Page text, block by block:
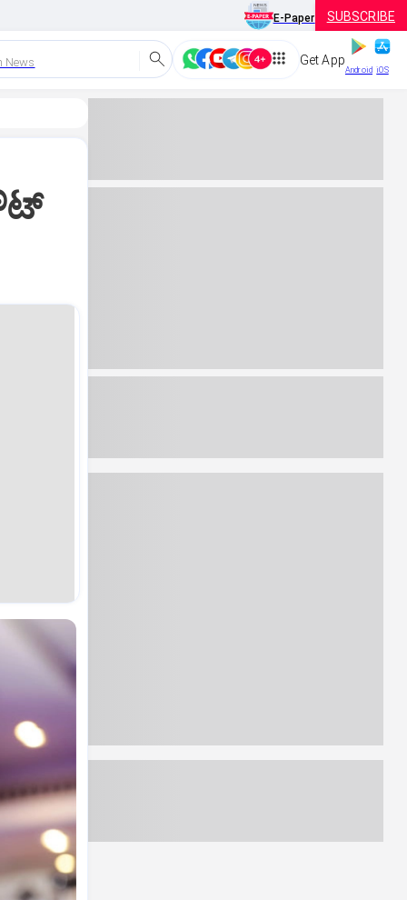
E-Paper SUBSCRIBE
News Get App
Android iOS